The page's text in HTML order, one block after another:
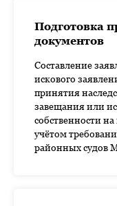
Подготовка
документов
Составление
искового
принятия
завещания или
собственности
учётом
районных судов